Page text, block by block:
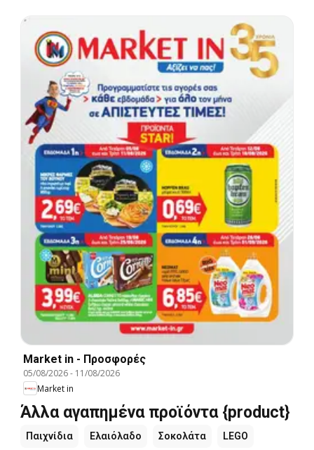
Market in - Προσφορές
05/08/2026- 11/08/2026
Market in
Άλλα αγαπημένα προϊόντα {product}
Παιχνίδια Ελαιόλαδο Σοκολάτα LEGO